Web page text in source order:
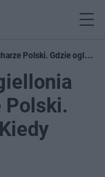
Polski. Gdzie oglądać
Polski.